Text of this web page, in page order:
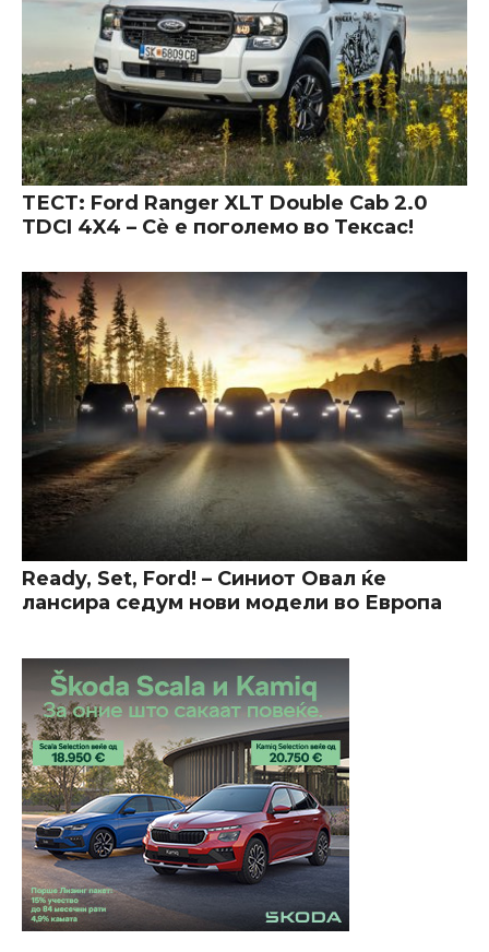
ТЕСТ: Ford Ranger XLT Double Cab 2.0
TDCI 4X4 – Сè е поголемо во Тексас!
Ready, Set, Ford! – Синиот Овал ќе
лансира седум нови модели во Европа